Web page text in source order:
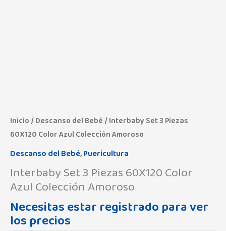
Inicio /Descanso del Bebé / Interbaby Set 3 Piezas
60X120 Color Azul Colección Amoroso
Descanso del Bebé,Puericultura
Interbaby Set 3 Piezas 60X120 Color
Azul Colección Amoroso
Necesitas estar registrado para ver
los precios